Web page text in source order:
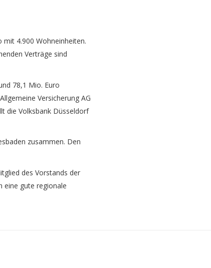
4.900 Wohneinheiten.
Verträge sind
78,1 Mio. Euro
Versicherung AG
die Volksbank Düsseldorf
zusammen. Den
des Vorstands der
eine gute regionale